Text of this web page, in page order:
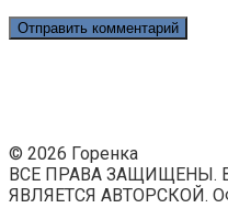
© 2026 Горенка
ВСЕ ПРАВА ЗАЩИЩЕНЫ.
ЯВЛЯЕТСЯ АВТОРСКОЙ.